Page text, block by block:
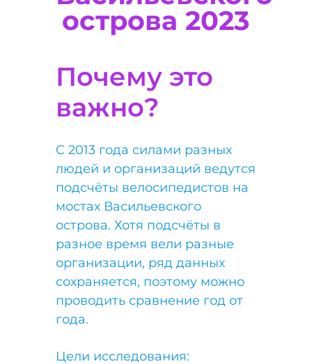
острова 2023
Почему это
важно?
С 2013 года силами разных
людей и организаций ведутся
подсчёты велосипедистов на
мостах Васильевского
острова. Хотя подсчёты в
разное время вели разные
организации, ряд данных
сохраняется, поэтому можно
проводить сравнение год от
года.
Цели исследования: